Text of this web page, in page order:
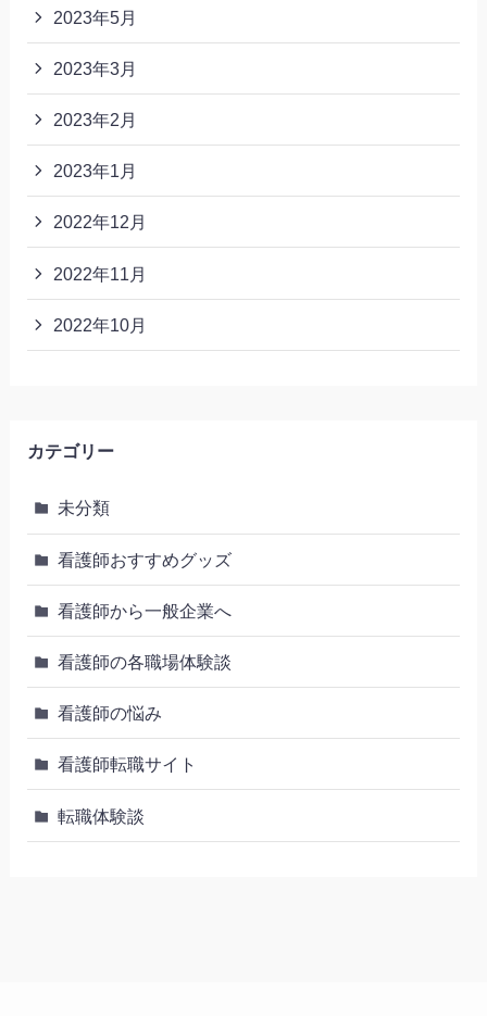
2023年5月
2023年3月
2023年2月
2023年1月
2022年12月
2022年11月
2022年10月
カテゴリー
未分類
看護師おすすめグッズ
看護師から一般企業へ
看護師の各職場体験談
看護師の悩み
看護師転職サイト
転職体験談